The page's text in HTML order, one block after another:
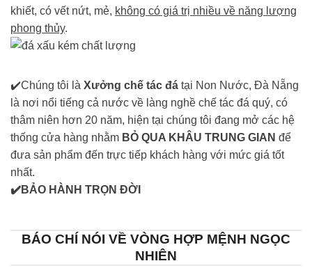
khiết, có vết nứt, mẻ, không có giá trị nhiều về năng lượng
phong thủy.
✔️Chúng tôi là Xưởng chế tác đá tại Non Nước, Đà Nẵng
là nơi nổi tiếng cả nước về làng nghề chế tác đá quý, có
thâm niên hơn 20 năm, hiện tại chúng tôi đang mở các hệ
thống cửa hàng nhằm BỎ QUA KHÂU TRUNG GIAN để
đưa sản phẩm đến trực tiếp khách hàng với mức giá tốt
nhất.
✔️BẢO HÀNH TRỌN ĐỜI
BÁO CHÍ NÓI VỀ VÒNG HỢP MỆNH NGỌC
NHIÊN